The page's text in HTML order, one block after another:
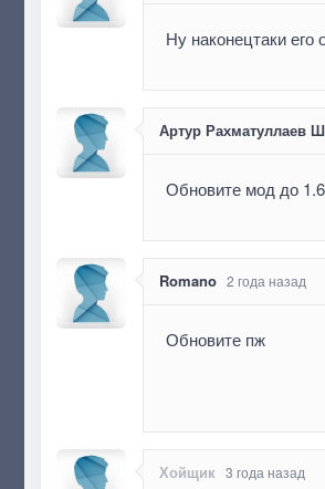
Ну наконецтаки
Артур Рахматуллаев
Обновите мод до
Romano 2 года назад
Обновите пж
Хойщик 3 года назад